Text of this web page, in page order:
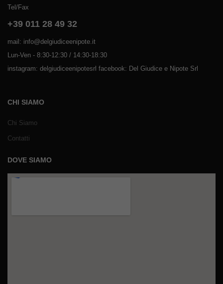
Tel/Fax
+39 011 28 49 32
mail: info@delgiudiceenipote.it
Lun-Ven - 8:30-12:30 / 14:30-18:30
instagram: delgiudiceenipotesrl facebook: Del Giudice e Nipote Srl
CHI SIAMO
Chi Siamo
Contatti
DOVE SIAMO